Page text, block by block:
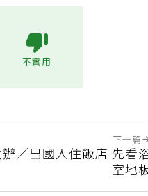
下一篇
辦／出國入住飯店 先看
室地